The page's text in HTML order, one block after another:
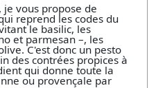
vous propose de
reprend les codes du
le basilic, les
et parmesan –, les
C'est donc un pesto
des contrées propices à
qui donne toute la
ou provençale par